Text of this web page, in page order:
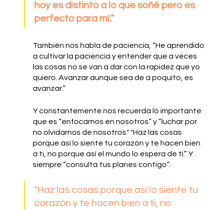
hoy es distinto a lo que soñé pero es
perfecto para mí.”
También nos habla de paciencia, “He aprendido
a cultivar la paciencia y entender que a veces
las cosas no se van a dar con la rapidez que yo
quiero. Avanzar aunque sea de a poquito, es
avanzar.”
Y constantemente nos recuerda lo importante
que es “enfocarnos en nosotros” y “luchar por
no olvidarnos de nosotros." "Haz las cosas
porque así lo siente tu corazón y te hacen bien
a ti, no porque así el mundo lo espera de ti.” Y
siempre “consulta tus planes contigo”.
"Haz las cosas porque así lo siente tu
corazón y te hacen bien a ti, no